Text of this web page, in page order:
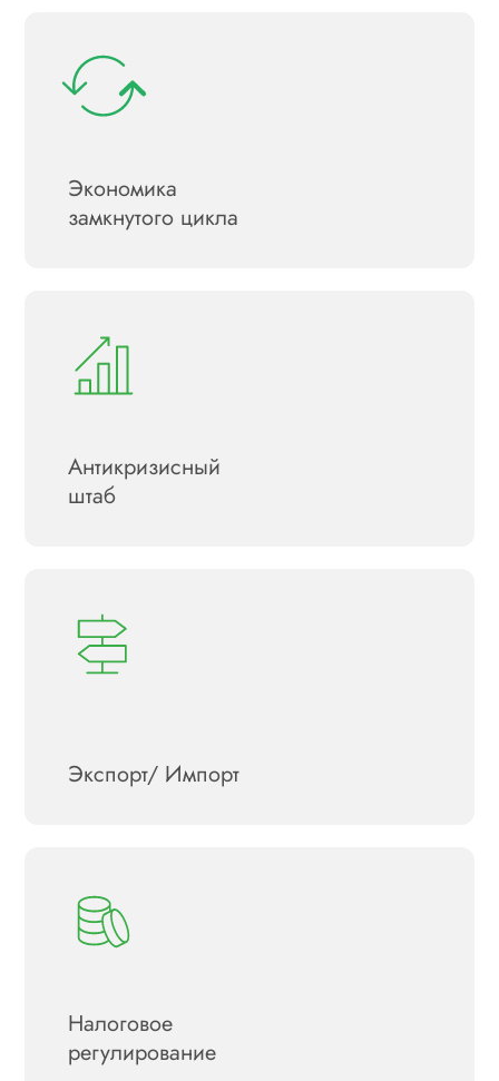
Экономика
замкнутого цикла
Антикризисный
штаб
Экспорт/ Импорт
Налоговое
регулирование